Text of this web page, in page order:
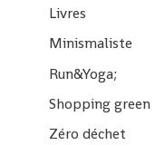
Livres
Minismaliste
Run&Yoga;
Shopping green
Zéro déchet